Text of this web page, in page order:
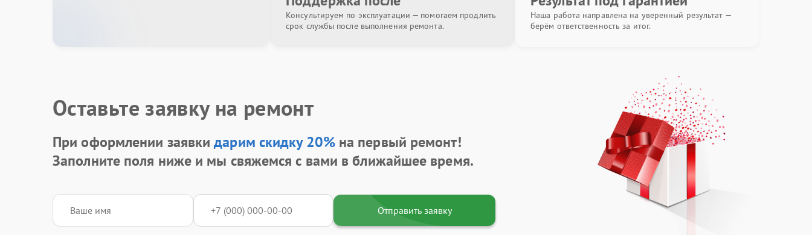
Консультируем по эксплуатации — помогаем продлить
срок службы после выполнения ремонта.
Наша работа направлена на уверенный результат —
берём ответственность за итог.
Оставьте заявку на ремонт
При оформлении заявкидарим скидку 20%на первый ремонт!
Заполните поля ниже и мы свяжемся с вами в ближайшее время.
Отправить заявку